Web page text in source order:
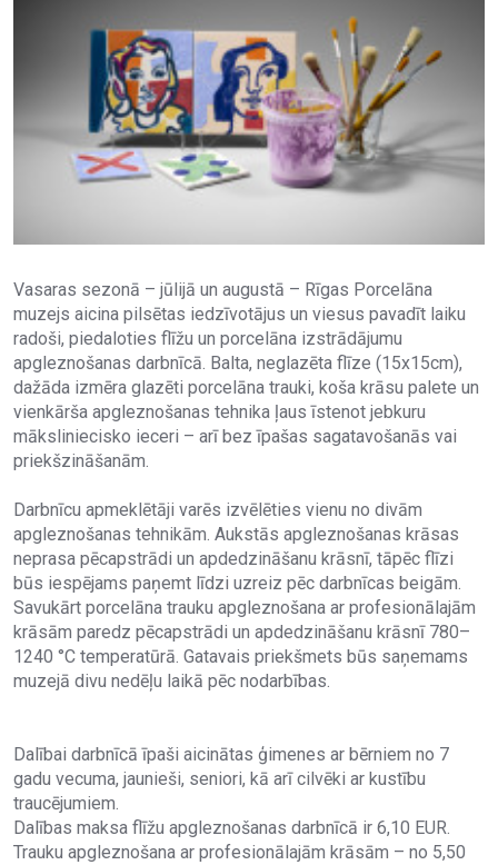
Vasaras sezonā – jūlijā un augustā – Rīgas Porcelāna
muzejs aicina pilsētas iedzīvotājus un viesus pavadīt laiku
radoši, piedaloties flīžu un porcelāna izstrādājumu
apgleznošanas darbnīcā. Balta, neglazēta flīze (15x15cm),
dažāda izmēra glazēti porcelāna trauki, koša krāsu palete un
vienkārša apgleznošanas tehnika ļaus īstenot jebkuru
māksliniecisko ieceri – arī bez īpašas sagatavošanās vai
priekšzināšanām.
Darbnīcu apmeklētāji varēs izvēlēties vienu no divām
apgleznošanas tehnikām. Aukstās apgleznošanas krāsas
neprasa pēcapstrādi un apdedzināšanu krāsnī, tāpēc flīzi
būs iespējams paņemt līdzi uzreiz pēc darbnīcas beigām.
Savukārt porcelāna trauku apgleznošana ar profesionālajām
krāsām paredz pēcapstrādi un apdedzināšanu krāsnī 780–
1240 °C temperatūrā. Gatavais priekšmets būs saņemams
muzejā divu nedēļu laikā pēc nodarbības.
Dalībai darbnīcā īpaši aicinātas ģimenes ar bērniem no 7
gadu vecuma, jaunieši, seniori, kā arī cilvēki ar kustību
traucējumiem.
Dalības maksa flīžu apgleznošanas darbnīcā ir 6,10 EUR.
Trauku apgleznošana ar profesionālajām krāsām – no 5,50